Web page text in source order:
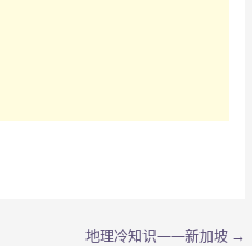
地理冷知识——新加坡 →